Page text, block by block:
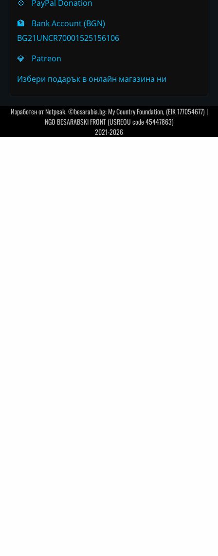
💠
PayPal Donation
🏦
Bank Account (BGN)
BG21UNCR70001525156106
💎
Patreon
Избери подарък в онлайн магазина ни
Изработен отNetpeak. ©besarabia.bg: My Country Foundation, (EIK 177054677) |
NGO BESARABSKI FRONT (USREOU code 45447863)
2021-2026